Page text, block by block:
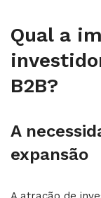
Qual a
B2B?
A
expansão